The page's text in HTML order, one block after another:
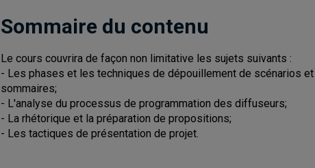
Sommaire du contenu
Le cours couvrira de façon non limitative les sujets suivants :
- Les phases et les techniques de dépouillement de scénarios
sommaires;
- L'analyse du processus de programmation des diffuseurs;
- La rhétorique et la préparation de propositions;
- Les tactiques de présentation de projet.